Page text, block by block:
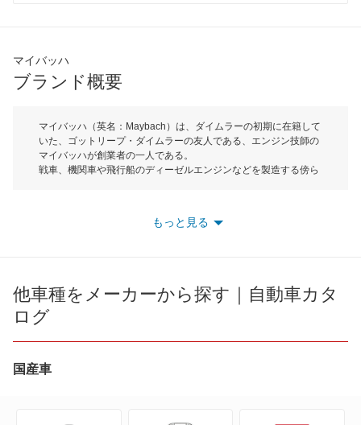
マイバッハ
ブランド概要
マイバッハ（英名：Maybach）は、ダイムラーの初期に在籍して
いた、ゴットリープ・ダイムラーの友人である、エンジン技師の
マイバッハが創業者の一人である。
戦車、機関車や飛行船のディーゼルエンジンなどを製造する傍ら
1952年に創業者の一人のカール・マイバッハが引退してからは、
スとはさらに一線を画する存在となっている。
アフターフォローもディーラーではなくインポーターであるメル
セデス・ベンツ日本が直接行なう。
イドの場合は1億円以上にもなるという。代表車種は、メルセデ
もっと見る
他車種をメーカーから探す｜自動車カタ
ログ
国産車